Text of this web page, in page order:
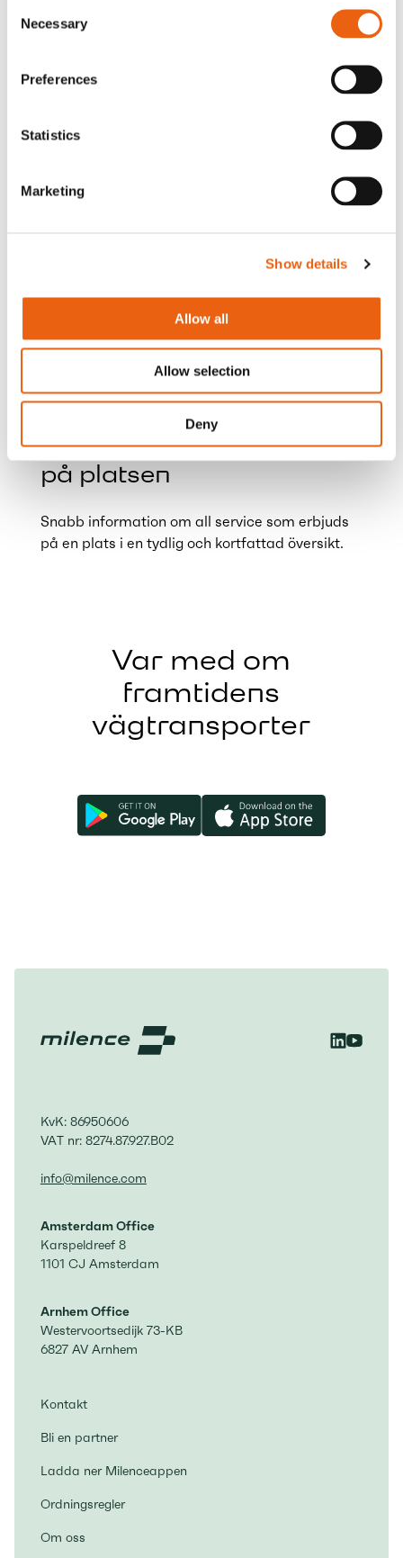
Selection
Necessary
Preferences
Statistics
Marketing
Show details
Allow all
Allow selection
Deny
Information om service
på platsen
Snabb information om all service som erbjuds
på en plats i en tydlig och kortfattad översikt.
Var med om
framtidens
vägtransporter
KvK: 86950606
VAT nr: 8274.87.927.B02
info@milence.com
Amsterdam Office
Karspeldreef 8
1101 CJ Amsterdam
Arnhem Office
Westervoortsedijk 73-KB
6827 AV Arnhem
Kontakt
Bli en partner
Ladda ner Milenceappen
Ordningsregler
Om oss